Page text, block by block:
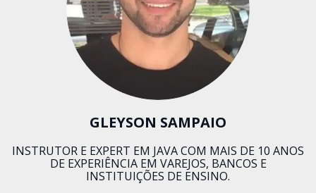
GLEYSON SAMPAIO
INSTRUTOR E EXPERT EM JAVA COM MAIS DE 10 ANOS
DE EXPERIÊNCIA EM VAREJOS, BANCOS E
INSTITUIÇÕES DE ENSINO.